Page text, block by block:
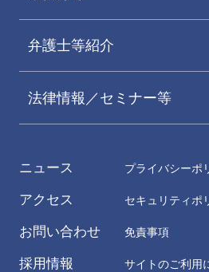
弁護士等紹介
法律情報／セミナー等
ニュース
アクセス
お問い合わせ
採用情報
プライバシーポ
セキュリティポ
免責事項
サイトのご利用